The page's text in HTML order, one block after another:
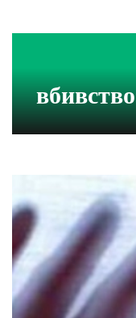
вбивство